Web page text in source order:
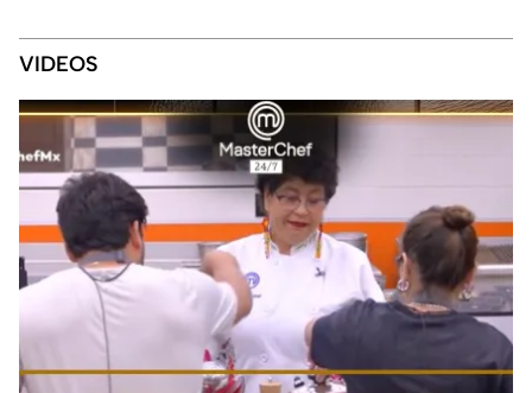
café
VIDEOS